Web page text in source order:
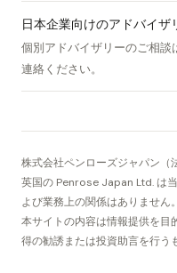
日本企業向けのアドバイザ
個別アドバイザリーのご相談
連絡ください。
株式会社ペンローズジャパン（
英国の Penrose Japan Ltd. は
よび業務上の関係はありません。
本サイトの内容は情報提供を目
得の勧誘または投資助言を行う